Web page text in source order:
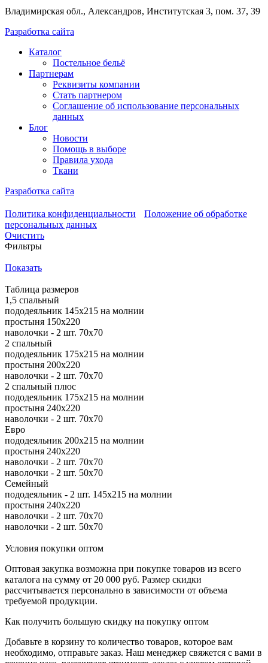
Владимирская обл., Александров, Институтская 3, пом. 37, 39
Разработка сайта
Каталог
Постельное бельё
Партнерам
Реквизиты компании
Стать партнером
Соглашение об использование персональных
данных
Блог
Новости
Помощь в выборе
Правила ухода
Ткани
Разработка сайта
Политика конфиденциальности
Положение об обработке
персональных данных
Очистить
Фильтры
Показать
Таблица размеров
1,5 спальный
пододеяльник 145х215 на молнии
простыня 150х220
наволочки - 2 шт. 70х70
2 спальный
пододеяльник 175х215 на молнии
простыня 200х220
наволочки - 2 шт. 70х70
2 спальный плюс
пододеяльник 175х215 на молнии
простыня 240х220
наволочки - 2 шт. 70х70
Евро
пододеяльник 200х215 на молнии
простыня 240х220
наволочки - 2 шт. 70х70
наволочки - 2 шт. 50х70
Семейный
пододеяльник - 2 шт. 145х215 на молнии
простыня 240х220
наволочки - 2 шт. 70х70
наволочки - 2 шт. 50х70
Условия покупки оптом
Оптовая закупка возможна при покупке товаров из всего
каталога на сумму от 20 000 руб. Размер скидки
рассчитывается персонально в зависимости от объема
требуемой продукции.
Как получить большую скидку на покупку оптом
Добавьте в корзину то количество товаров, которое вам
необходимо, отправьте заказ. Наш менеджер свяжется с вами в